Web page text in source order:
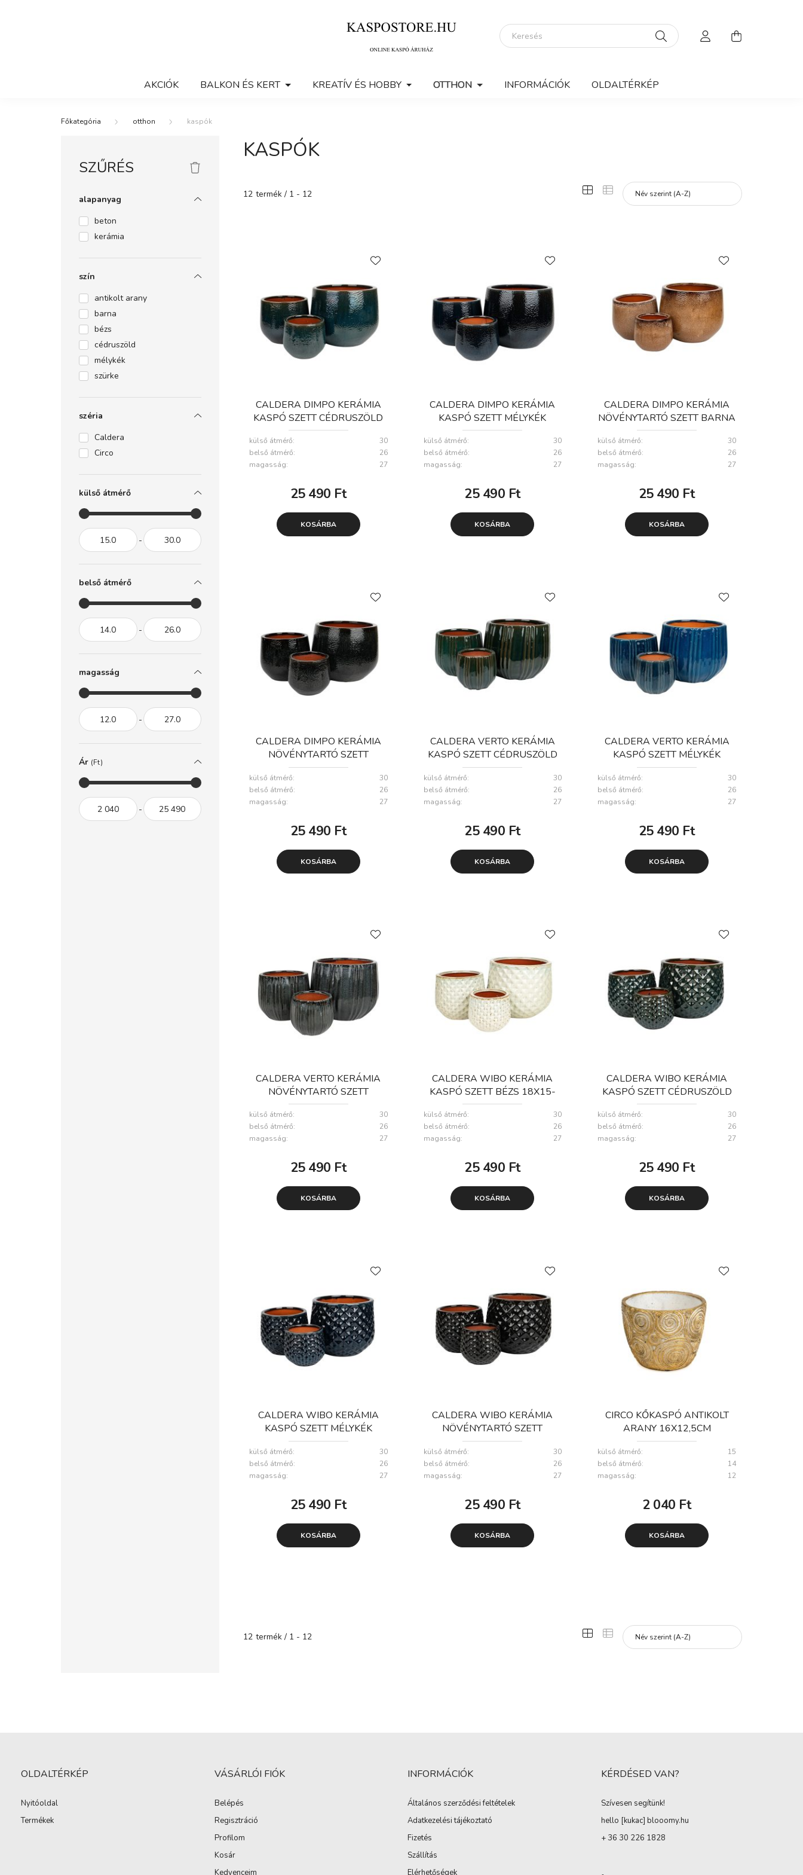
AKCIÓK BALKON ÉS KERT KREATÍV ÉS HOBBY OTTHON INFORMÁCIÓK OLDALTÉRKÉP
otthon kaspók
SZŰRÉS
alapanyag
beton
kerámia
szín
antikolt arany
barna
bézs
cédruszöld
mélykék
szürke
széria
Caldera
Circo
külső átmérő
belső átmérő
magasság
Ár (Ft)
KASPÓK
12 termék 1 12
CALDERA DIMPO KERÁMIA
KASPÓ SZETT CÉDRUSZÖLD
18X15-32X27CM S3
külső átmérő:
30
belső átmérő:
26
magasság:
27
25 490 Ft
KOSÁRBA
CALDERA DIMPO KERÁMIA
KASPÓ SZETT MÉLYKÉK
18X15-32X27CM S3
külső átmérő:
30
belső átmérő:
26
magasság:
27
25 490 Ft
KOSÁRBA
CALDERA DIMPO KERÁMIA
NÖVÉNYTARTÓ SZETT BARNA
18X15-32X27CM S3
külső átmérő:
30
belső átmérő:
26
magasság:
27
25 490 Ft
KOSÁRBA
CALDERA DIMPO KERÁMIA
NÖVÉNYTARTÓ SZETT
SZÜRKE 18X15-32X27CM S3
külső átmérő:
30
belső átmérő:
26
magasság:
27
25 490 Ft
KOSÁRBA
CALDERA VERTO KERÁMIA
KASPÓ SZETT CÉDRUSZÖLD
18X15-32X27CM S3
külső átmérő:
30
belső átmérő:
26
magasság:
27
25 490 Ft
KOSÁRBA
CALDERA VERTO KERÁMIA
KASPÓ SZETT MÉLYKÉK
18X15-32X27CM S3
külső átmérő:
30
belső átmérő:
26
magasság:
27
25 490 Ft
KOSÁRBA
CALDERA VERTO KERÁMIA
NÖVÉNYTARTÓ SZETT
SZÜRKE 18X15-32X27CM S3
külső átmérő:
30
belső átmérő:
26
magasság:
27
25 490 Ft
KOSÁRBA
CALDERA WIBO KERÁMIA
KASPÓ SZETT BÉZS 18X15-
32X27CM S3
külső átmérő:
30
belső átmérő:
26
magasság:
27
25 490 Ft
KOSÁRBA
CALDERA WIBO KERÁMIA
KASPÓ SZETT CÉDRUSZÖLD
18X15-32X27CM S3
külső átmérő:
30
belső átmérő:
26
magasság:
27
25 490 Ft
KOSÁRBA
CALDERA WIBO KERÁMIA
KASPÓ SZETT MÉLYKÉK
18X15-32X27CM S3
külső átmérő:
30
belső átmérő:
26
magasság:
27
25 490 Ft
KOSÁRBA
CALDERA WIBO KERÁMIA
NÖVÉNYTARTÓ SZETT
SZÜRKE 18X15-32X27CM S3
külső átmérő:
30
belső átmérő:
26
magasság:
27
25 490 Ft
KOSÁRBA
CIRCO KŐKASPÓ ANTIKOLT
ARANY 16X12,5CM
külső átmérő:
15
belső átmérő:
14
magasság:
12
2 040 Ft
KOSÁRBA
12 termék 1 12
OLDALTÉRKÉP
Nyitóoldal
Termékek
VÁSÁRLÓI FIÓK
Belépés
Regisztráció
Profilom
Kosár
Kedvenceim
INFORMÁCIÓK
Általános szerződési feltételek
Adatkezelési tájékoztató
Fizetés
Szállítás
Elérhetőségek
KÉRDÉSED VAN?
Szívesen segítünk!
hello [kukac] blooomy.hu
+ 36 30 226 1828